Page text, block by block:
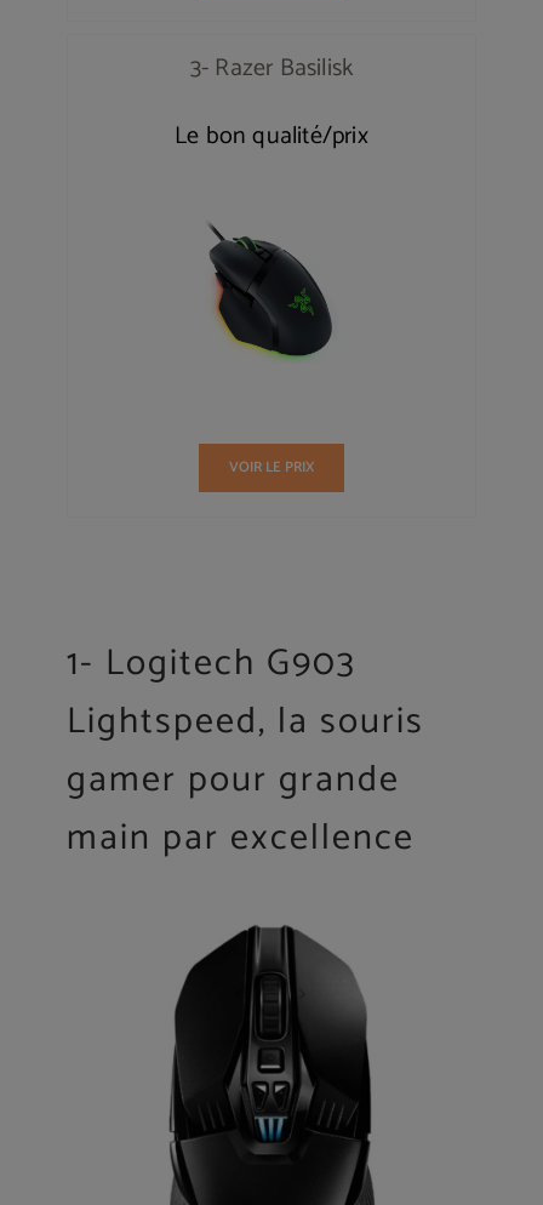
3- Razer Basilisk
Le bon qualité/prix
VOIR LE PRIX
1- Logitech G903
Lightspeed, la souris
gamer pour grande
main par excellence